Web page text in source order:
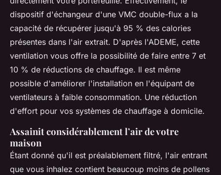
dispositif d'échangeur d'une VMC double-flux a la
capacité de récupérer jusqu'à 95 % des calories
présentes dans l'air extrait. D'après l'ADEME, cette
ventilation vous offre la possibilité de faire entre 7 et
10 % de réductions de chauffage. Il est même
possible d'améliorer l'installation en l'équipant de
ventilateurs à faible consommation. Une réduction
d'effort pour vos systèmes de chauffage à domicile.
Assainit considérablement l’air de votre
maison
Étant donné qu'il est préalablement filtré, l'air entrant
que vous inhalez contient beaucoup moins de pollens